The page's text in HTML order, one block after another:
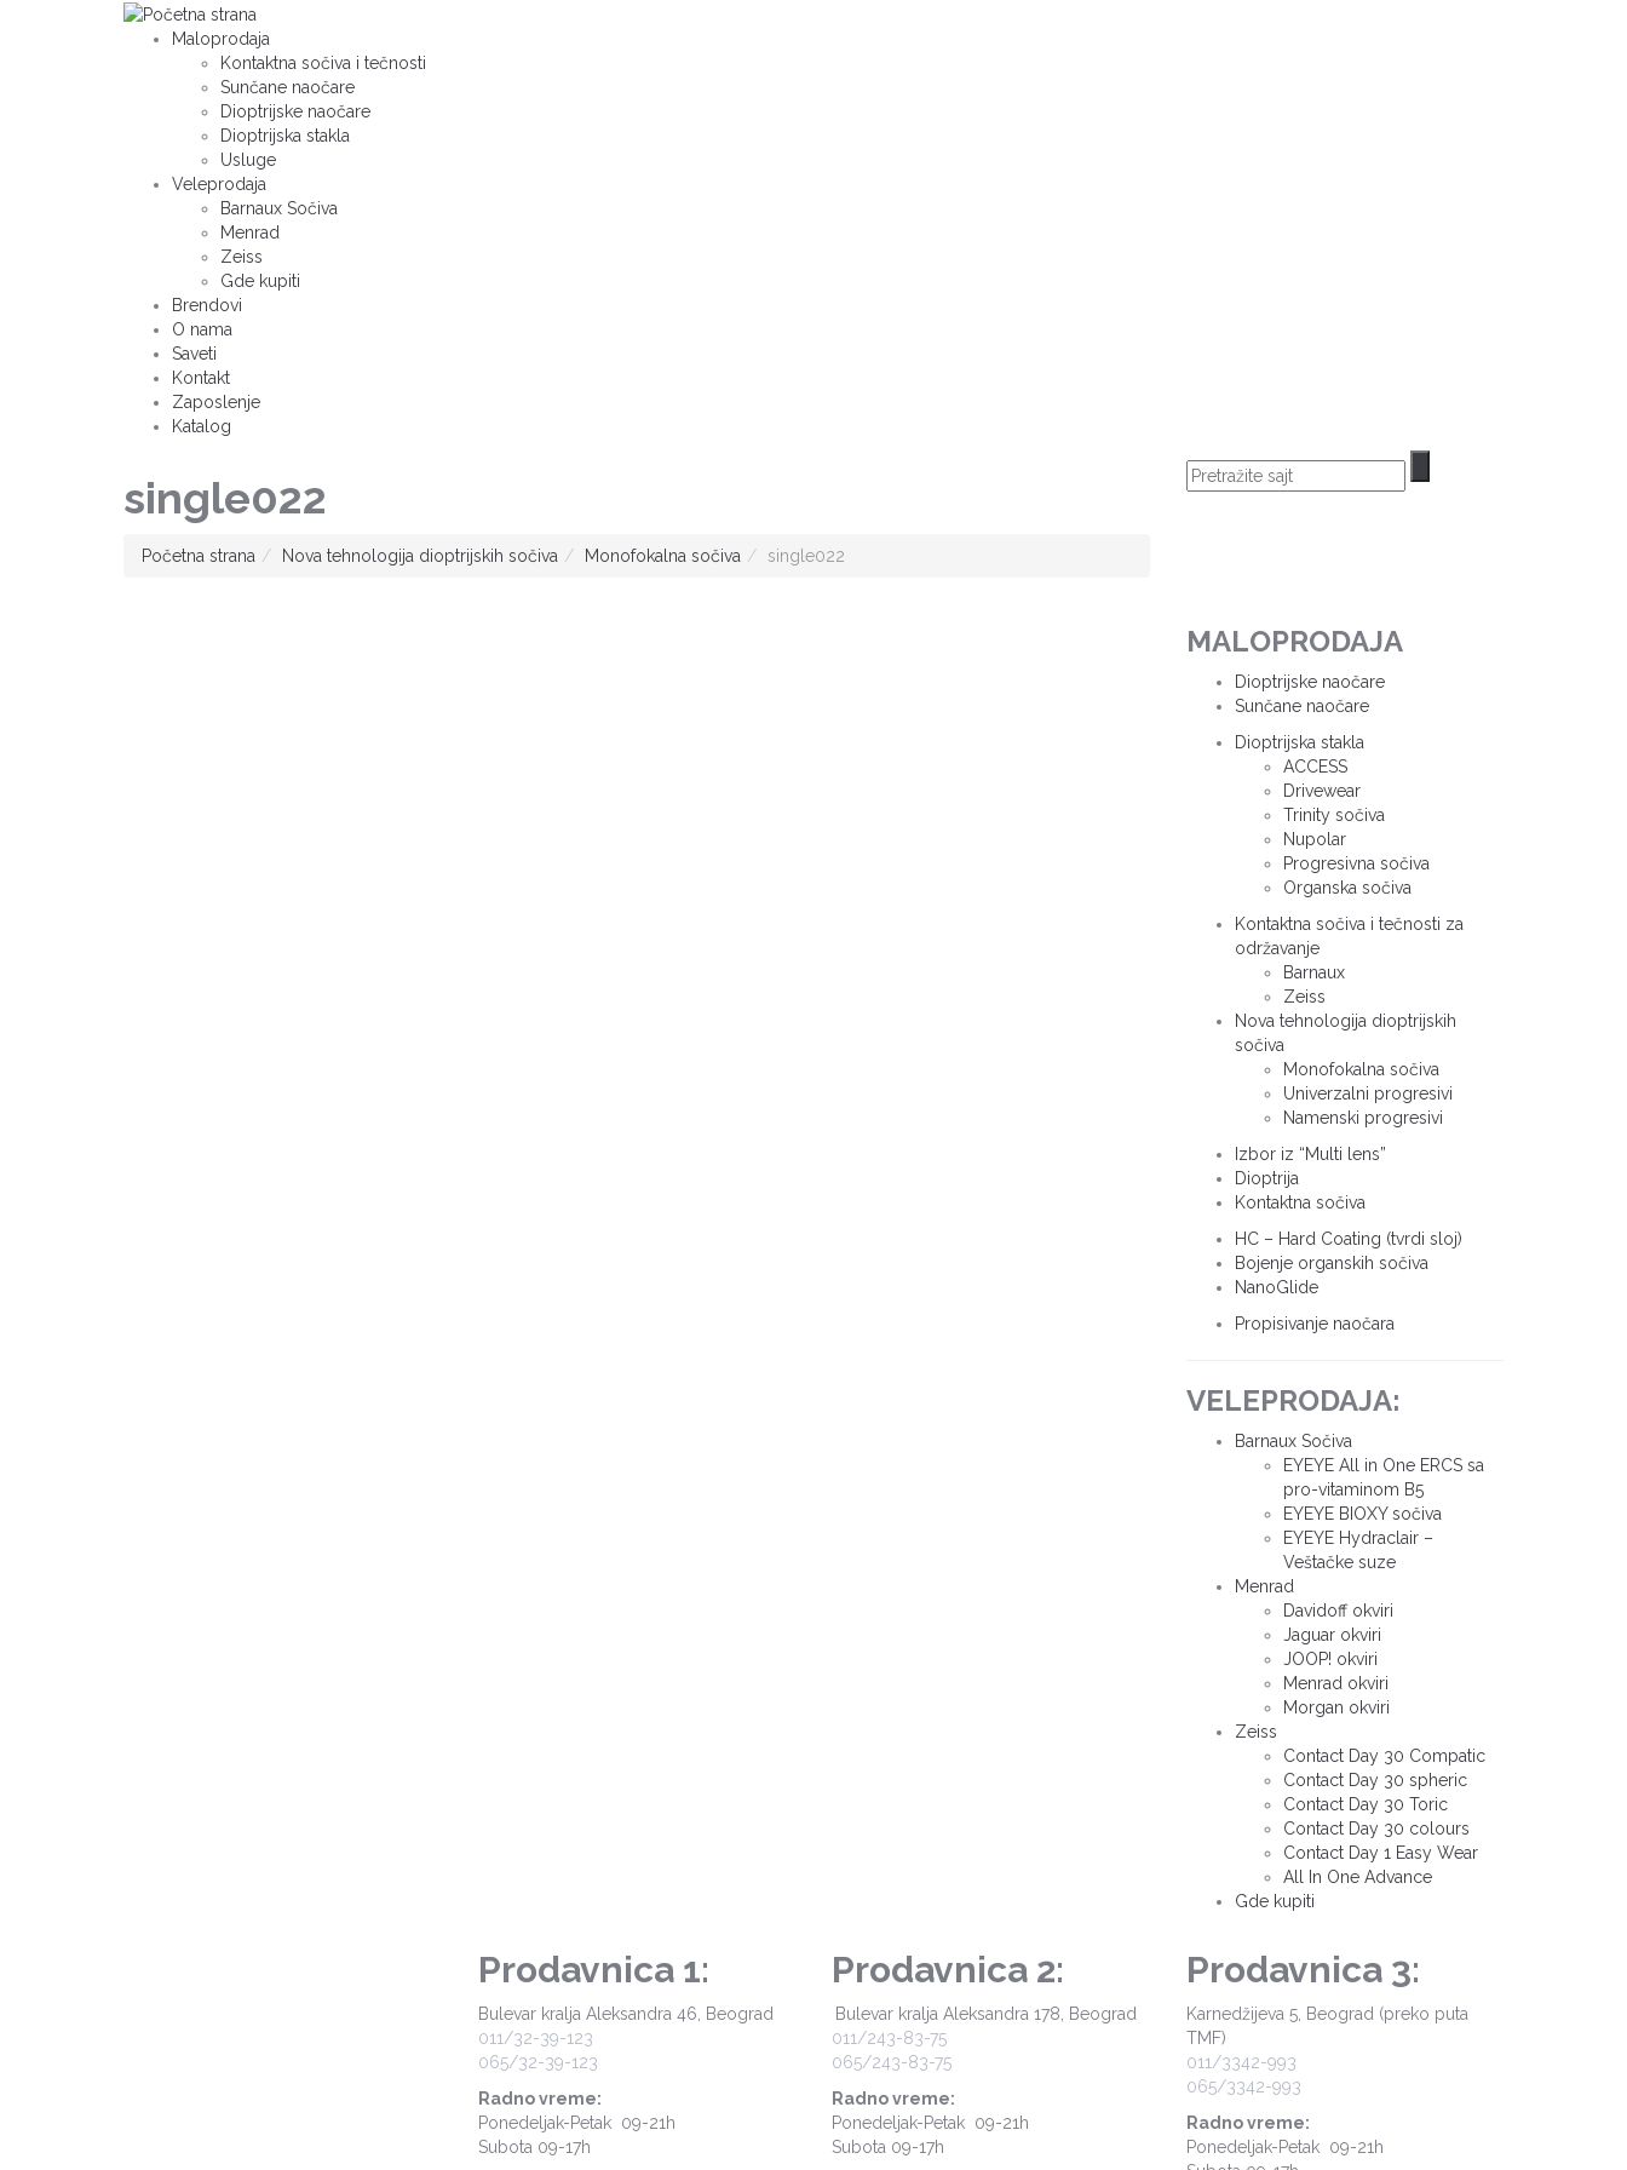
Maloprodaja
Kontaktna sočiva i tečnosti
Sunčane naočare
Dioptrijske naočare
Dioptrijska stakla
Usluge
Veleprodaja
Barnaux Sočiva
Menrad
Zeiss
Gde kupiti
Brendovi
O nama
Saveti
Kontakt
Zaposlenje
Katalog
single022
Početna strana Nova tehnologija dioptrijskih sočiva Monofokalna sočiva single022
MALOPRODAJA
Dioptrijske naočare
Sunčane naočare
Dioptrijska stakla
ACCESS
Drivewear
Trinity sočiva
Nupolar
Progresivna sočiva
Organska sočiva
Kontaktna sočiva i tečnosti za
održavanje
Barnaux
Zeiss
Nova tehnologija dioptrijskih
sočiva
Monofokalna sočiva
Univerzalni progresivi
Namenski progresivi
Izbor iz “Multi lens”
Dioptrija
Kontaktna sočiva
HC – Hard Coating (tvrdi sloj)
Bojenje organskih sočiva
NanoGlide
Propisivanje naočara
VELEPRODAJA:
Barnaux Sočiva
EYEYE All in One ERCS sa
pro-vitaminom B5
EYEYE BIOXY sočiva
EYEYE Hydraclair –
Veštačke suze
Menrad
Davidoff okviri
Jaguar okviri
JOOP! okviri
Menrad okviri
Morgan okviri
Zeiss
Contact Day 30 Compatic
Contact Day 30 spheric
Contact Day 30 Toric
Contact Day 30 colours
Contact Day 1 Easy Wear
All In One Advance
Gde kupiti
Prodavnica 1:
Bulevar kralja Aleksandra 46, Beograd
011/32-39-123
065/32-39-123
Radno vreme:
Ponedeljak-Petak 09-21h
Subota 09-17h
Prodavnica 2:
Bulevar kralja Aleksandra 178, Beograd
011/243-83-75
065/243-83-75
Radno vreme:
Ponedeljak-Petak 09-21h
Subota 09-17h
Prodavnica 3:
Karnedžijeva 5, Beograd (preko puta
TMF)
011/3342-993
065/3342-993
Radno vreme:
Ponedeljak-Petak 09-21h